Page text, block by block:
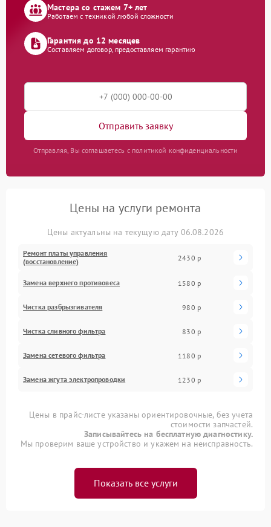
Мастера со стажем 7+ лет
Работаем с техникой любой сложности
Гарантия до 12 месяцев
Составляем договор, предоставляем гарантию
Отправить заявку
Отправляя, Вы соглашаетесь с политикой конфиденциальности
Цены на услуги ремонта
Цены актуальны на текущую дату 06.08.2026
Ремонт платы управления
(восстановление)
2430 р
Замена верхнего противовеса 1580 р
Чистка разбрызгивателя 980 р
Чистка сливного фильтра 830 р
Замена сетевого фильтра 1180 р
Замена жгута электропроводки 1230 р
Цены в прайс-листе указаны ориентировочные, без учета
стоимости запчастей.
Записывайтесь на бесплатную диагностику.
Мы проверим ваше устройство и укажем на неисправность.
Показать все услуги